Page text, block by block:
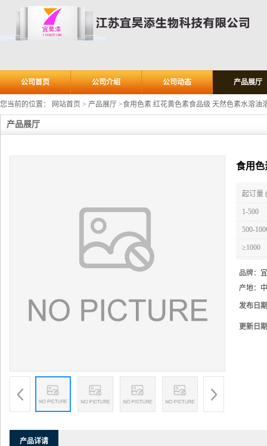
公司首页 公司介绍 公司动态 产品展厅
您当前的位置： 网站首页 > 产品展厅 >食用色素 红花黄色素食品级 天然色素水溶油
产品展厅
食用色
起订量
1-500
500-
≥1000
品牌：
产地：
发布日
更新日
产品详请